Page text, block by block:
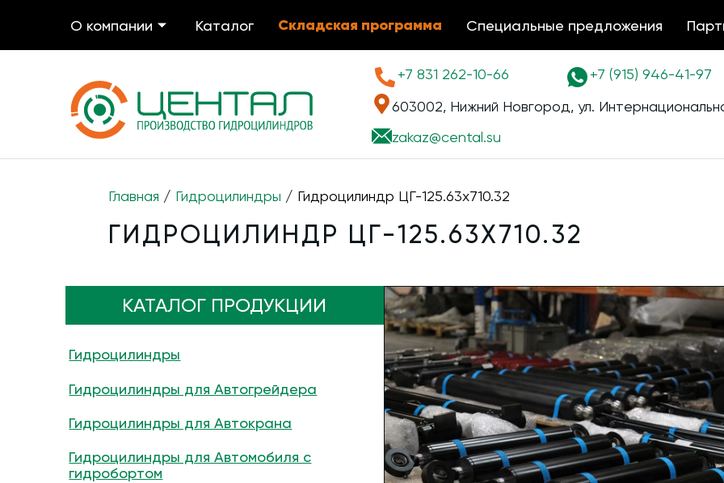
О компании Каталог Складская программа Специальные предложения
+7 831 262-10-66
+7 (915) 946-41-97
603002, Нижний Новгород, ул.
zakaz@cental.su
Главная / Гидроцилиндры / Гидроцилиндр ЦГ-125.63х710.32
ГИДРОЦИЛИНДР ЦГ-125.63Х710.32
КАТАЛОГ ПРОДУКЦИИ
Гидроцилиндры
Гидроцилиндры для Автогрейдера
Гидроцилиндры для Автокрана
Гидроцилиндры для Автомобиля с
гидробортом